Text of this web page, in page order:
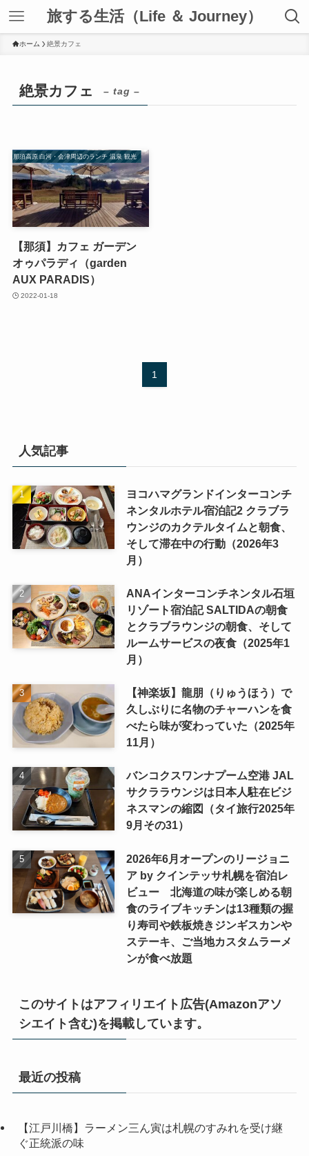
旅する生活（Life ＆ Journey）
ホーム 絶景カフェ
絶景カフェ – tag –
那須高原 白河・会津周辺のランチ 温泉 観光
【那須】カフェ ガーデン
オゥパラディ（garden
AUX PARADIS）
2022-01-18
1
人気記事
ヨコハマグランドインターコンチ
ネンタルホテル宿泊記2 クラブラ
ウンジのカクテルタイムと朝食、
そして滞在中の行動（2026年3
月）
ANAインターコンチネンタル石垣
リゾート宿泊記 SALTIDAの朝食
とクラブラウンジの朝食、そして
ルームサービスの夜食（2025年1
月）
【神楽坂】龍朋（りゅうほう）で
久しぶりに名物のチャーハンを食
べたら味が変わっていた（2025年
11月）
バンコクスワンナプーム空港 JAL
サクララウンジは日本人駐在ビジ
ネスマンの縮図（タイ旅行2025年
9月その31）
2026年6月オープンのリージョニ
ア by クインテッサ札幌を宿泊レ
ビュー 北海道の味が楽しめる朝
食のライブキッチンは13種類の握
り寿司や鉄板焼きジンギスカンや
ステーキ、ご当地カスタムラーメ
ンが食べ放題
このサイトはアフィリエイト広告(Amazonアソ
シエイト含む)を掲載しています。
最近の投稿
【江戸川橋】ラーメン三ん寅は札幌のすみれを受け継
ぐ正統派の味